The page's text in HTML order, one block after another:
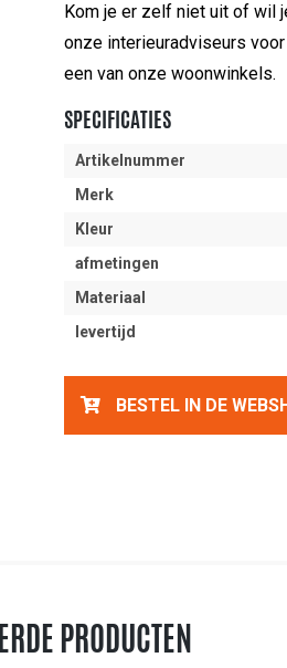
Kom je er zelf niet uit of wil
onze interieuradviseurs
een van onze woonwinkels.
SPECIFICATIES
Artikelnummer
Merk
Kleur
afmetingen
Materiaal
levertijd
BESTEL IN DE
PRODUCTEN